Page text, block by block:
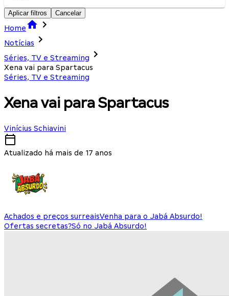
Aplicar filtros Cancelar
Home
Notícias
Séries, TV e Streaming
Xena vai para Spartacus
Séries, TV e Streaming
Xena vai para Spartacus
Vinícius Schiavini
Atualizado há mais de 17 anos
Achados e preços surreaisVenha para o Jabá Absurdo!
Ofertas secretas?Só no Jabá Absurdo!